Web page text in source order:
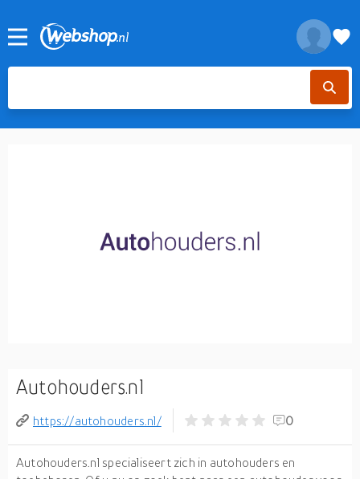
Autohouders.nl
https://autohouders.nl/ 0
Autohouders.nl specialiseert zich in autohouders en